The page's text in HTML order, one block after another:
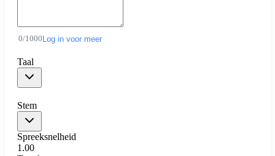
0/1000 Log in voor meer
Taal
Stem
Spreeksnelheid
1.00